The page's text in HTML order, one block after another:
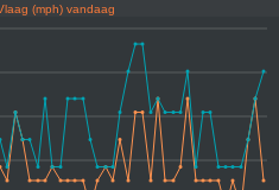
(mph) vandaag